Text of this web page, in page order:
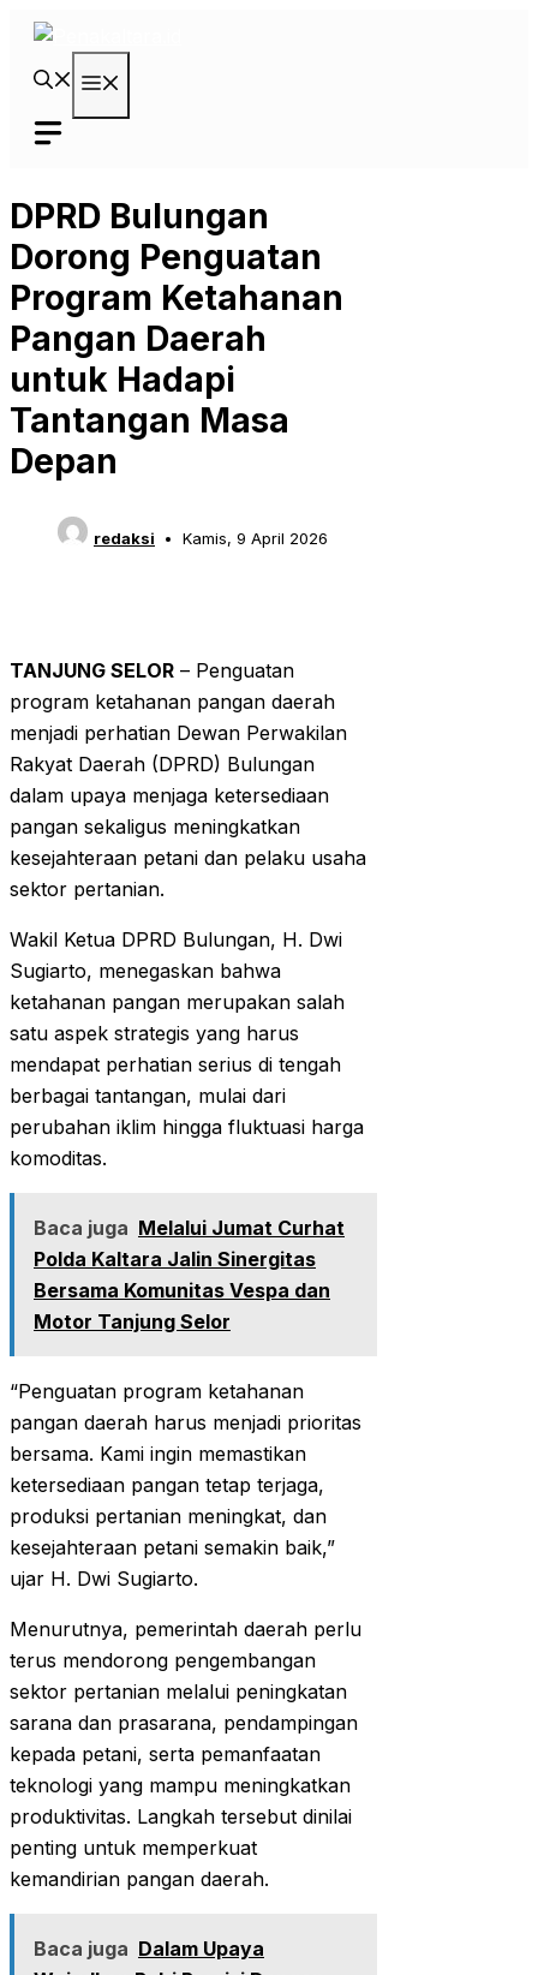
Langsung
DPRD Bulungan
Dorong Penguatan
Program Ketahanan
Pangan Daerah
untuk Hadapi
Tantangan Masa
Depan
redaksi Kamis, 9 April 2026
TANJUNG SELOR – Penguatan
program ketahanan pangan daerah
menjadi perhatian Dewan Perwakilan
Rakyat Daerah (DPRD) Bulungan
dalam upaya menjaga ketersediaan
pangan sekaligus meningkatkan
kesejahteraan petani dan pelaku usaha
sektor pertanian.
Wakil Ketua DPRD Bulungan, H. Dwi
Sugiarto, menegaskan bahwa
ketahanan pangan merupakan salah
satu aspek strategis yang harus
mendapat perhatian serius di tengah
berbagai tantangan, mulai dari
perubahan iklim hingga fluktuasi harga
komoditas.
Baca juga Melalui Jumat Curhat
Polda Kaltara Jalin Sinergitas
Bersama Komunitas Vespa dan
Motor Tanjung Selor
“Penguatan program ketahanan
pangan daerah harus menjadi prioritas
bersama. Kami ingin memastikan
ketersediaan pangan tetap terjaga,
produksi pertanian meningkat, dan
kesejahteraan petani semakin baik,”
ujar H. Dwi Sugiarto.
Menurutnya, pemerintah daerah perlu
terus mendorong pengembangan
sektor pertanian melalui peningkatan
sarana dan prasarana, pendampingan
kepada petani, serta pemanfaatan
teknologi yang mampu meningkatkan
produktivitas. Langkah tersebut dinilai
penting untuk memperkuat
kemandirian pangan daerah.
Baca juga Dalam Upaya